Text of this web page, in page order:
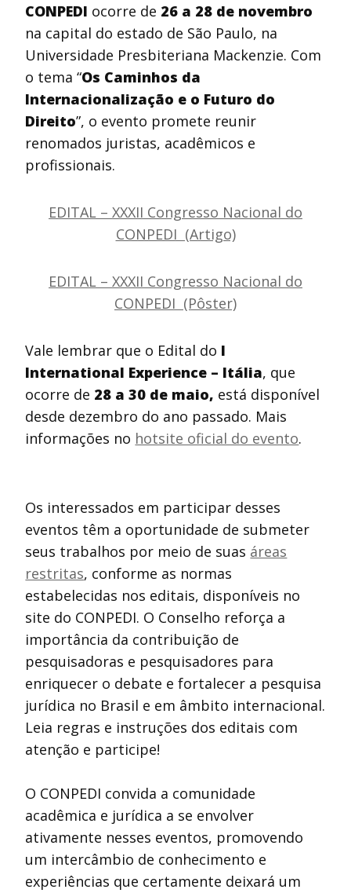
CONPEDI ocorre de 26 a 28 de novembro
na capital do estado de São Paulo, na
Universidade Presbiteriana Mackenzie. Com
o tema “Os Caminhos da
Internacionalização e o Futuro do
Direito”, o evento promete reunir
renomados juristas, acadêmicos e
profissionais.
EDITAL – XXXII Congresso Nacional do
CONPEDI (Artigo)
EDITAL – XXXII Congresso Nacional do
CONPEDI (Pôster)
Vale lembrar que o Edital do I
International Experience – Itália, que
ocorre de 28 a 30 de maio, está disponível
desde dezembro do ano passado. Mais
informações no hotsite oficial do evento.
Os interessados em participar desses
eventos têm a oportunidade de submeter
seus trabalhos por meio de suas áreas
restritas, conforme as normas
estabelecidas nos editais, disponíveis no
site do CONPEDI. O Conselho reforça a
importância da contribuição de
pesquisadoras e pesquisadores para
enriquecer o debate e fortalecer a pesquisa
jurídica no Brasil e em âmbito internacional.
Leia regras e instruções dos editais com
atenção e participe!
O CONPEDI convida a comunidade
acadêmica e jurídica a se envolver
ativamente nesses eventos, promovendo
um intercâmbio de conhecimento e
experiências que certamente deixará um